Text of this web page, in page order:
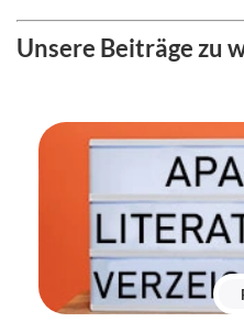
Unsere Beiträge zu